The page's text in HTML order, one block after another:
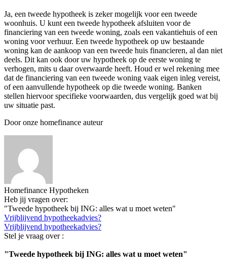
Ja, een tweede hypotheek is zeker mogelijk voor een tweede
woonhuis. U kunt een tweede hypotheek afsluiten voor de
financiering van een tweede woning, zoals een vakantiehuis of een
woning voor verhuur. Een tweede hypotheek op uw bestaande
woning kan de aankoop van een tweede huis financieren, al dan niet
deels. Dit kan ook door uw hypotheek op de eerste woning te
verhogen, mits u daar overwaarde heeft. Houd er wel rekening mee
dat de financiering van een tweede woning vaak eigen inleg vereist,
of een aanvullende hypotheek op die tweede woning. Banken
stellen hiervoor specifieke voorwaarden, dus vergelijk goed wat bij
uw situatie past.
Door onze homefinance auteur
Homefinance Hypotheken
Heb jij vragen over:
"Tweede hypotheek bij ING: alles wat u moet weten"
Vrijblijvend hypotheekadvies?
Vrijblijvend hypotheekadvies?
Stel je vraag over :
"Tweede hypotheek bij ING: alles wat u moet weten"